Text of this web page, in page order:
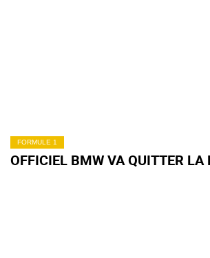
FORMULE 1
OFFICIEL BMW VA QUITTER LA